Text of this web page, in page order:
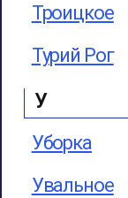
Троицкое
Турий Рог
У
Уборка
Увальное